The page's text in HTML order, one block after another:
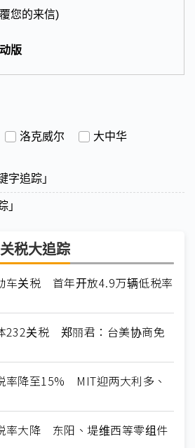
您的来信)
版
洛克威尔
大中华
字追踪」
」
税大追踪
车关税 首年开放4.9万辆低税率
232关税 郑丽君：台美协商免
率降至15% MIT迎两大利多、
率大降 东阳、堤维西等零组件